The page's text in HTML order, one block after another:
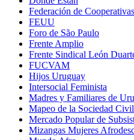
Federación de
FEUU
Foro de São Paulo
Frente Amplio
Frente Sindical León
FUCVAM
Hijos Uruguay
Intersocial Feminista
Madres y Familiares de
Mapeo de la Sociedad
Mercado Popular de
Mizangas Mujeres